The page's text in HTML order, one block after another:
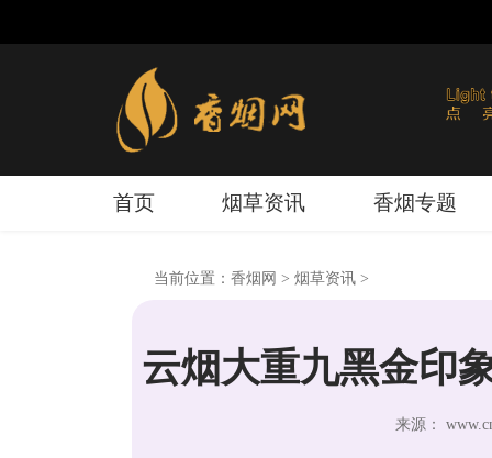
首页 烟草资讯 香烟专题
当前位置： 香烟网 > 烟草资讯 >
云烟大重九黑金印
来源：